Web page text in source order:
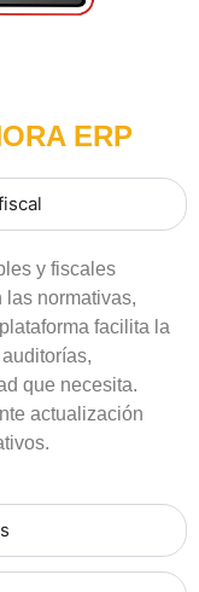
ERP
y fiscales
las normativas,
facilita la
que necesita.
actualización